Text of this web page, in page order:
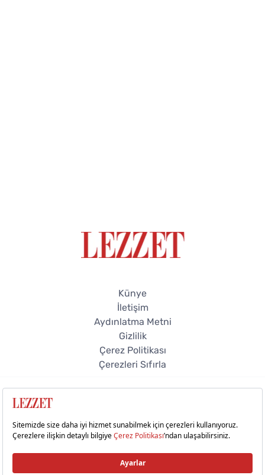
Künye
İletişim
Aydınlatma Metni
Gizlilik
Çerez Politikası
Çerezleri Sıfırla
© 2026 Lezzet Online. Tüm hakları saklıdır.